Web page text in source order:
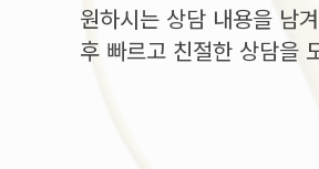
원하시는 상담 내용을 남
후 빠르고 친절한 상담을